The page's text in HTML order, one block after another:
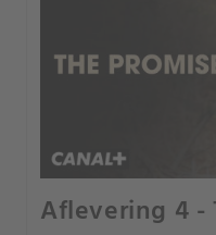
Aflevering 4 -